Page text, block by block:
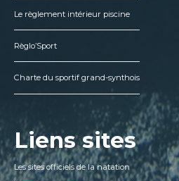
Le règlement intérieur piscine
Règlo’Sport
Charte du sportif grand-synthois
Liens sites
Les sites officiels de la natation